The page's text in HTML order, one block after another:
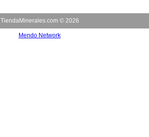
TiendaMinerales.com © 2026
Mendo Network